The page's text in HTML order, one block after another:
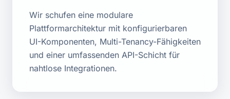
Wir schufen eine modulare
Plattformarchitektur mit konfigurierbaren
UI-Komponenten, Multi-Tenancy-Fähigkeiten
und einer umfassenden API-Schicht für
nahtlose Integrationen.